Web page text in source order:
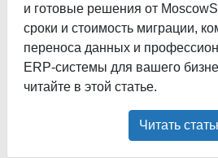
и готовые решения от
сроки и стоимость миграции,
переноса данных и
ERP-системы для вашего
читайте в этой статье.
Читать